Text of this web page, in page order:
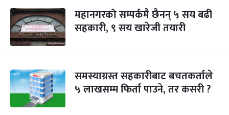
महानगरको सम्पर्कमै छैनन् ५ सय बढी
सहकारी, ९ सय खारेजी तयारी
समस्याग्रस्त सहकारीबाट बचतकर्ताले
५ लाखसम्म फिर्ता पाउने, तर कसरी ?